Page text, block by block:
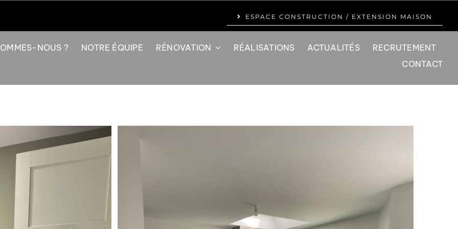
ESPACE CONSTRUCTION / EXTENSION MAISON
NOUS ? NOTRE ÉQUIPE RÉNOVATION RÉALISATIONS ACTUALITÉS
RECRUTEMENT
CONTACT